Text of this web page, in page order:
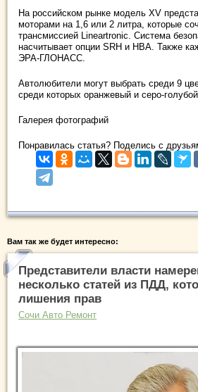
На российском рынке модель XV
моторами на 1,6 или 2 литра, которые
трансмиссией Lineartronic. Система
насчитывает опции SRH и HBA. Также
ЭРА-ГЛОНАСС.
Автолюбители могут выбрать среди 9
среди которых оранжевый и серо-
Галерея фотографий
Понравилась статья? Поделись с
Вам так же будет интересно:
Представители власти
несколько статей из ПДД,
лишения прав
Сочи Авто Ремонт